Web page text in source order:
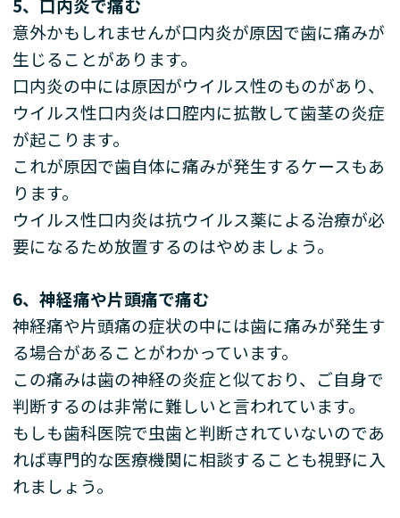
5、口内炎で痛む
意外かもしれませんが口内炎が原因で歯に痛みが
生じることがあります。
口内炎の中には原因がウイルス性のものがあり、
ウイルス性口内炎は口腔内に拡散して歯茎の炎症
が起こります。
これが原因で歯自体に痛みが発生するケースもあ
ります。
ウイルス性口内炎は抗ウイルス薬による治療が必
要になるため放置するのはやめましょう。
6、神経痛や片頭痛で痛む
神経痛や片頭痛の症状の中には歯に痛みが発生す
る場合があることがわかっています。
この痛みは歯の神経の炎症と似ており、ご自身で
判断するのは非常に難しいと言われています。
もしも歯科医院で虫歯と判断されていないのであ
れば専門的な医療機関に相談することも視野に入
れましょう。